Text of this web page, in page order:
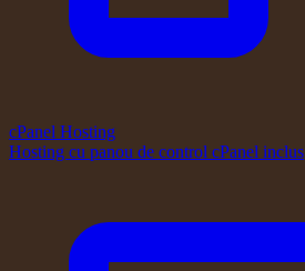
cPanel Hosting
Hosting cu panou de control cPanel inclus